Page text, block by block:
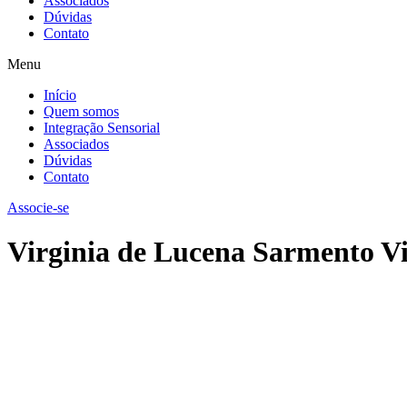
Dúvidas
Contato
Menu
Início
Quem somos
Integração Sensorial
Associados
Dúvidas
Contato
Associe-se
Virginia de Lucena Sarmento